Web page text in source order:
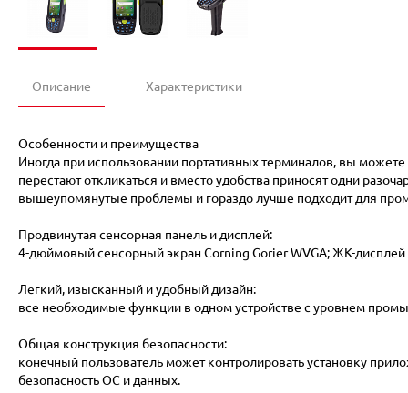
Описание Характеристики
Особенности и преимущества
Иногда при использовании портативных терминалов, вы
перестают откликаться и вместо удобства приносят одни
вышеупомянутые проблемы и гораздо лучше подходит для
Продвинутая сенсорная панель и дисплей:
4-дюймовый сенсорный экран Corning Gorier WVGA; ЖК-
Легкий, изысканный и удобный дизайн:
все необходимые функции в одном устройстве с уровнем
Общая конструкция безопасности:
конечный пользователь может контролировать установку
безопасность ОС и данных.